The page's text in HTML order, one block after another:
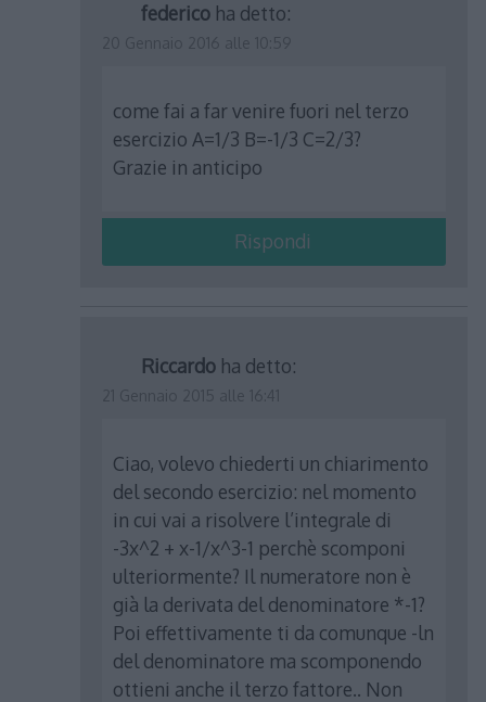
federico ha detto:
come fai a far venire fuori nel terzo
esercizio A=1/3 B=-1/3 C=2/3?
Grazie in anticipo
Rispondi
Riccardo ha detto:
Ciao, volevo chiederti un chiarimento
del secondo esercizio: nel momento
in cui vai a risolvere l’integrale di
-3x^2 + x-1/x^3-1 perchè scomponi
ulteriormente? Il numeratore non è
già la derivata del denominatore *-1?
Poi effettivamente ti da comunque -ln
del denominatore ma scomponendo
ottieni anche il terzo fattore.. Non